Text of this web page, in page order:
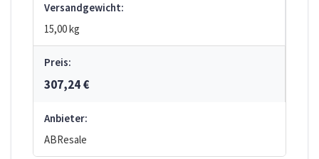
Versandgewicht:
15,00 kg
Preis:
307,24 €
Anbieter:
ABResale